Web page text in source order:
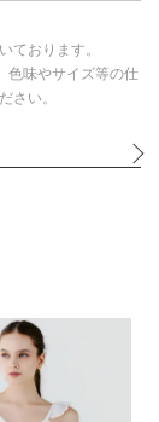
ております。
色味やサイズ等の仕
さい。